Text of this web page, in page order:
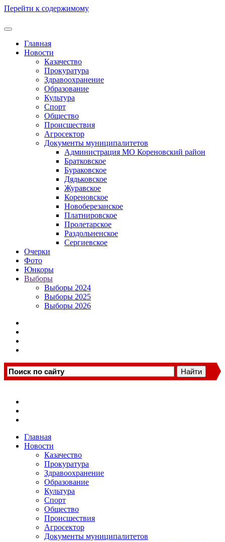
Перейти к содержимому
Главная
Новости
Казачество
Прокуратура
Здравоохранение
Образование
Культура
Спорт
Общество
Происшествия
Агросектор
Документы муниципалитетов
Администрация МО Кореновский район
Братковское
Бураковское
Дядьковское
Журавское
Кореновское
Новоберезанское
Платнировское
Пролетарское
Раздольненское
Сергиевское
Очерки
Фото
Юнкоры
Выборы
Выборы 2024
Выборы 2025
Выборы 2026
Главная
Новости
Казачество
Прокуратура
Здравоохранение
Образование
Культура
Спорт
Общество
Происшествия
Агросектор
Документы муниципалитетов